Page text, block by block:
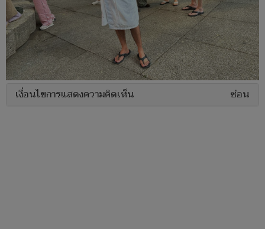
เงื่อนไขการแสดงความคิดเห็น ซ่อน